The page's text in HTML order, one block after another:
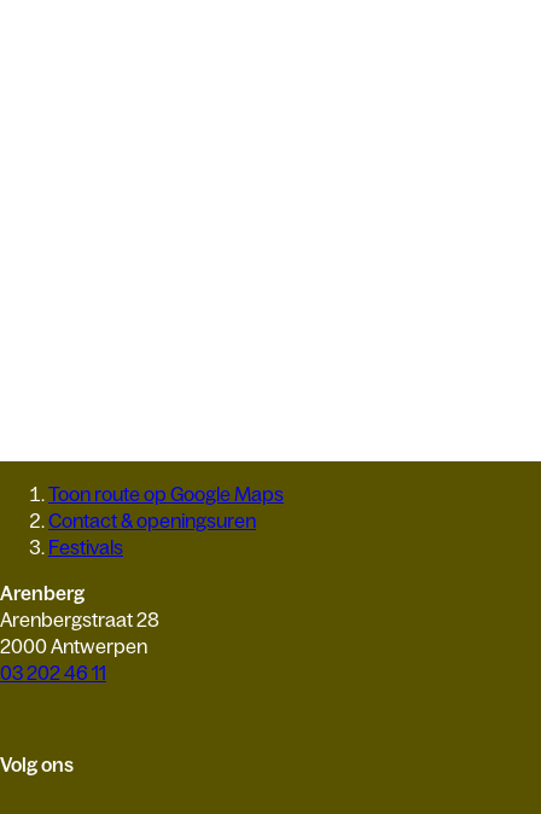
Toon route op Google Maps
Contact & openingsuren
Festivals
Arenberg
Arenbergstraat 28
2000 Antwerpen
03 202 46 11
Volg ons